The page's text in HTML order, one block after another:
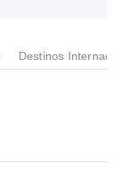
Destinos